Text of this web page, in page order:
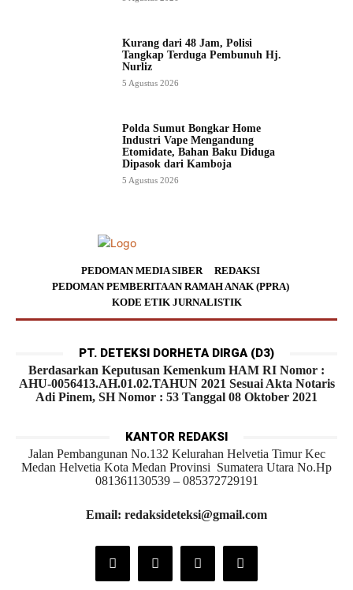
Kurang dari 48 Jam, Polisi
Tangkap Terduga Pembunuh Hj.
Nurliz
5 Agustus 2026
Polda Sumut Bongkar Home
Industri Vape Mengandung
Etomidate, Bahan Baku Diduga
Dipasok dari Kamboja
5 Agustus 2026
PEDOMAN MEDIA SIBER
REDAKSI
PEDOMAN PEMBERITAAN RAMAH ANAK (PPRA)
KODE ETIK JURNALISTIK
PT. DETEKSI DORHETA DIRGA (D3)
Berdasarkan Keputusan Kemenkum HAM RI Nomor :
AHU-0056413.AH.01.02.TAHUN 2021 Sesuai Akta Notaris
Adi Pinem, SH Nomor : 53 Tanggal 08 Oktober 2021
KANTOR REDAKSI
Jalan Pembangunan No.132 Kelurahan Helvetia Timur Kec
Medan Helvetia Kota Medan Provinsi Sumatera Utara No.Hp
081361130539 – 085372729191
Email: redaksideteksi@gmail.com